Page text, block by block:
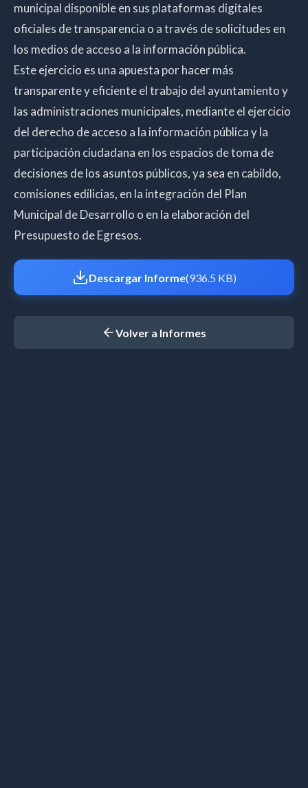
municipal disponible en sus plataformas digitales
oficiales de transparencia o a través de solicitudes en
los medios de acceso a la información pública.
Este ejercicio es una apuesta por hacer más
transparente y eficiente el trabajo del ayuntamiento y
las administraciones municipales, mediante el ejercicio
del derecho de acceso a la información pública y la
participación ciudadana en los espacios de toma de
decisiones de los asuntos públicos, ya sea en cabildo,
comisiones edilicias, en la integración del Plan
Municipal de Desarrollo o en la elaboración del
Presupuesto de Egresos.
Descargar Informe(936.5 KB)
Volver a Informes